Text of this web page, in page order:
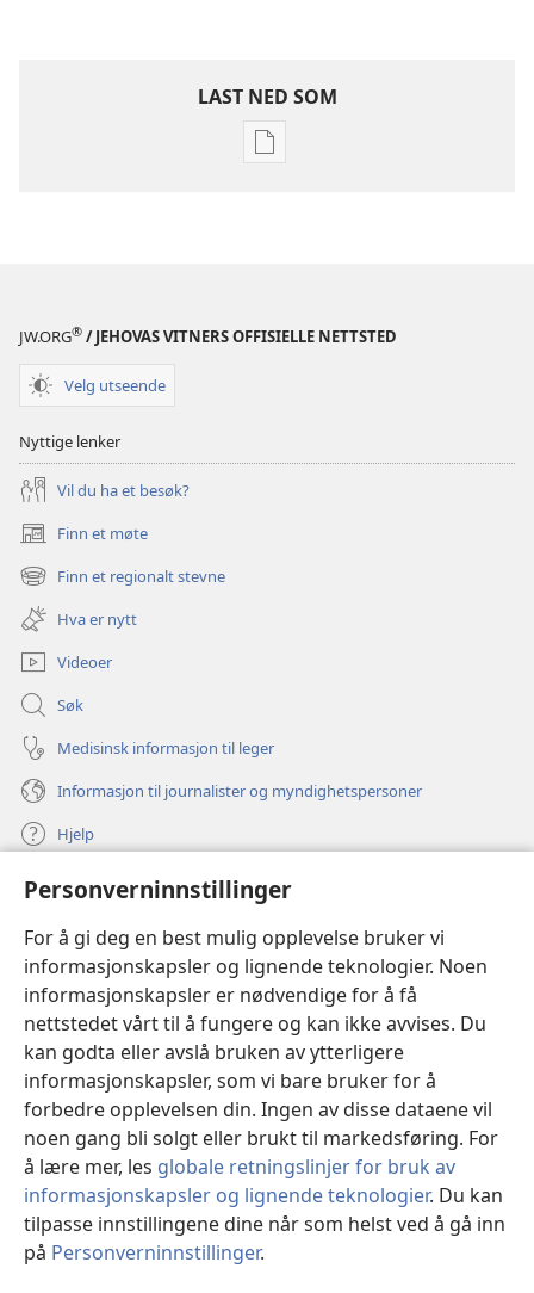
Personverninnstillinger
For å gi deg en best mulig opplevelse bruker vi
informasjonskapsler og lignende teknologier. Noen
informasjonskapsler er nødvendige for å få
nettstedet vårt til å fungere og kan ikke avvises. Du
kan godta eller avslå bruken av ytterligere
informasjonskapsler, som vi bare bruker for å
forbedre opplevelsen din. Ingen av disse dataene vil
noen gang bli solgt eller brukt til markedsføring. For
å lære mer, les globale retningslinjer for bruk av
informasjonskapsler og lignende teknologier. Du kan
tilpasse innstillingene dine når som helst ved å gå inn
på Personverninnstillinger.
LAST NED SOM
Nedlastingsalternativer
JW.ORG® / JEHOVAS VITNERS OFFISIELLE NETTSTED
Velg utseende
Nyttige lenker
Vil du ha et besøk?
Finn et møte
(åpner
nytt
vindu)
Finn et regionalt stevne
(åpner
nytt
vindu)
Hva er nytt
Videoer
Søk
Medisinsk informasjon til leger
Informasjon til journalister og myndighetspersoner
Hjelp
Bidrag
(åpner
nytt
vindu)Watchtower ONLINE LIBRARY™
(åpner
nytt
vindu) JW Hub ®
(åpner
nytt
vindu)JW Library ®
Watchtower Library
Copyright
© 2026 Watch Tower Bible and Tract Society of Pennsylvania.
VILKÅR FOR BRUK| PERSONVERN